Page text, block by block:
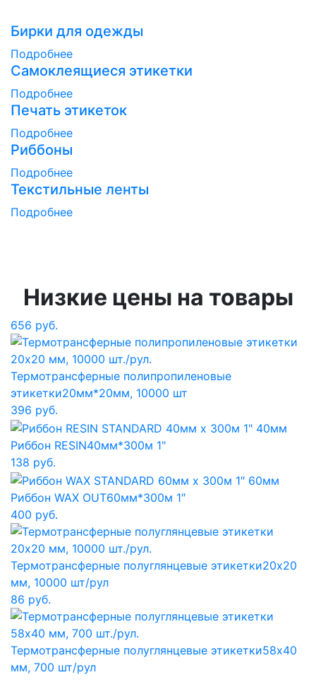
Бирки для одежды
Подробнее
Самоклеящиеся этикетки
Подробнее
Печать этикеток
Подробнее
Риббоны
Подробнее
Текстильные ленты
Подробнее
Низкие цены на товары
656 руб.
Термотрансферные полипропиленовые
этикетки20мм*20мм, 10000 шт
396 руб.
Риббон RESIN40мм*300м 1"
138 руб.
Риббон WAX OUT60мм*300м 1″
400 руб.
Термотрансферные полуглянцевые этикетки20x20
мм, 10000 шт/рул
86 руб.
Термотрансферные полуглянцевые этикетки58x40
мм, 700 шт/рул